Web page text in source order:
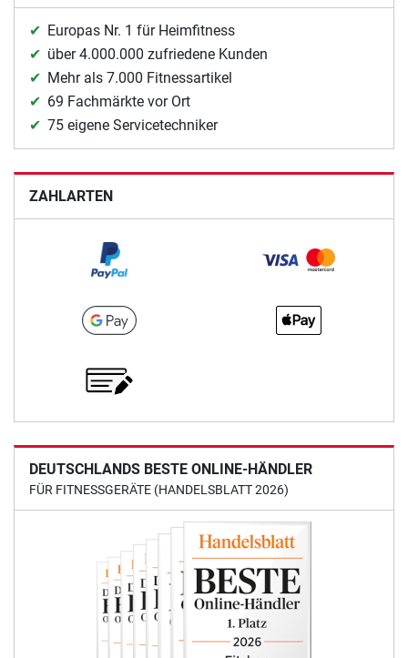
Europas Nr. 1 für Heimfitness
über 4.000.000 zufriedene Kunden
Mehr als 7.000 Fitnessartikel
69 Fachmärkte vor Ort
75 eigene Servicetechniker
ZAHLARTEN
DEUTSCHLANDS BESTE ONLINE-HÄNDLER
FÜR FITNESSGERÄTE (HANDELSBLATT 2026)